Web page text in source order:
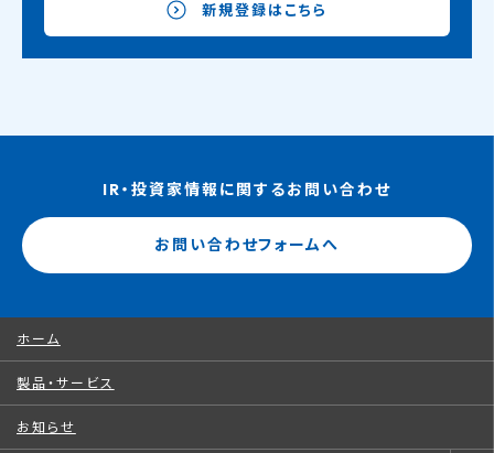
新規登録はこちら
IR・投資家情報に関するお問い合わせ
お問い合わせフォームへ
ホーム
製品・サービス
お知らせ